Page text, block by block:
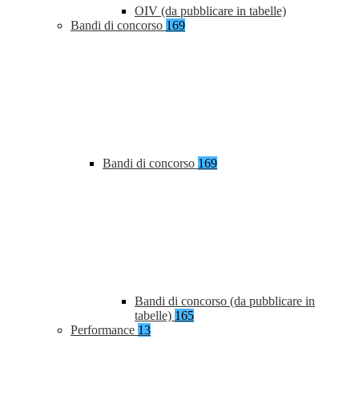
OIV (da pubblicare in tabelle)
Bandi di concorso 169
Bandi di concorso 169
Bandi di concorso (da pubblicare in
tabelle) 165
Performance 13